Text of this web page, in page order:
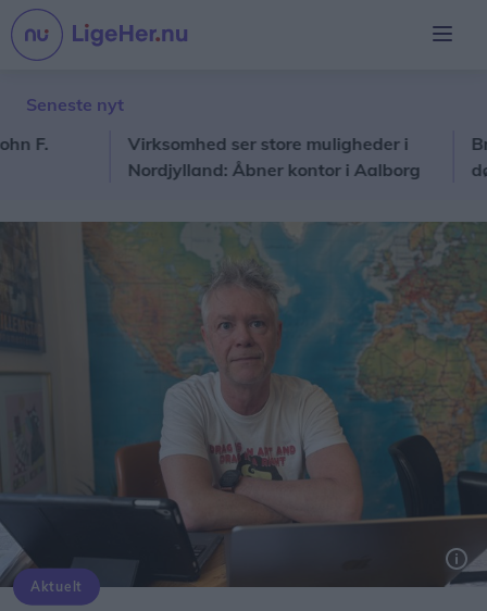
Seneste nyt
Virksomhed ser store muligheder i
Nordjylland: Åbner kontor i Aalborg
Brand
døre
Aktuelt